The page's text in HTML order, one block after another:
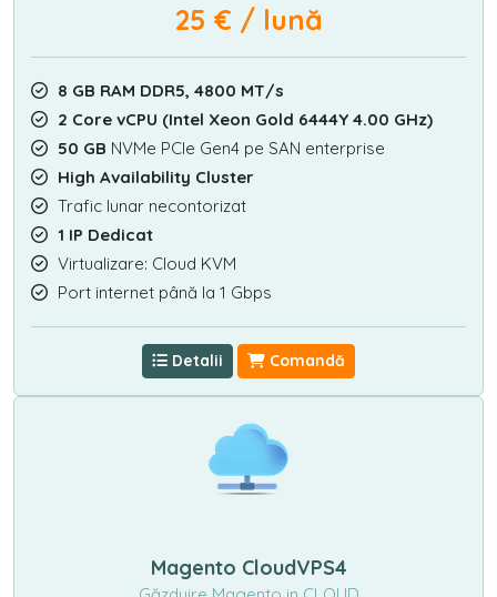
25 € / lună
8 GB RAM DDR5, 4800 MT/s
2 Core vCPU (Intel Xeon Gold 6444Y 4.00 GHz)
50 GB NVMe PCIe Gen4 pe SAN enterprise
High Availability Cluster
Trafic lunar necontorizat
1 IP Dedicat
Virtualizare: Cloud KVM
Port internet până la 1 Gbps
Detalii Comandă
Magento CloudVPS4